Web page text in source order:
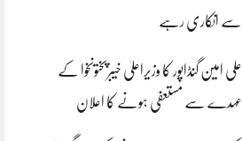
سے انکاری رہے
علی امین گنڈاپور کا وزیراعلیٰ خیبرپختونخوا کے
عہدے سے مستعفی ہونے کا اعلان